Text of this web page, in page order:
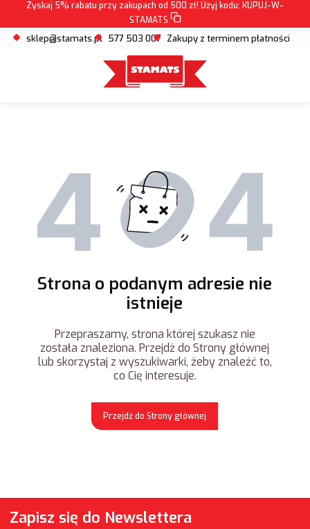
Zyskaj 5% rabatu przy zakupach od 500 zł! Użyj kodu: KUPUJ-W-
STAMATS
sklep@stamats.pl 577 503 007 Zakupy z terminem płatności
Strona o podanym adresie nie
istnieje
Przepraszamy, strona której szukasz nie
została znaleziona. Przejdź do Strony głównej
lub skorzystaj z wyszukiwarki, żeby znaleźć to,
co Cię interesuje.
Przejdź do Strony głównej
Zapisz się do Newslettera